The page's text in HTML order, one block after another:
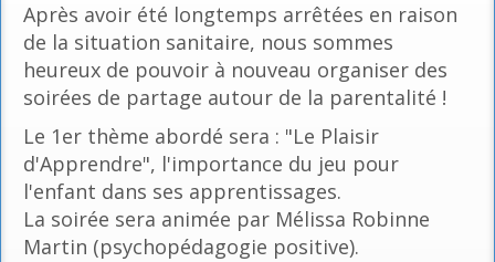
Après avoir été longtemps arrêtées en raison
de la situation sanitaire, nous sommes
heureux de pouvoir à nouveau organiser des
soirées de partage autour de la parentalité !
Le 1er thème abordé sera : "Le Plaisir
d'Apprendre", l'importance du jeu pour
l'enfant dans ses apprentissages.
La soirée sera animée par Mélissa Robinne
Martin (psychopédagogie positive).